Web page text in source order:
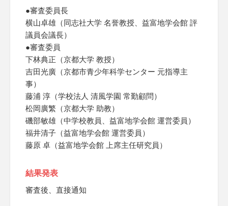
●審査委員長
横山卓雄（同志社大学 名誉教授、益富地学会館 評
議員会議長）
●審査委員
下林典正（京都大学 教授）
吉田光廣（京都市青少年科学センター 元指導主
事）
藤浦 淳（学校法人 清風学園 常勤顧問）
松岡廣繁（京都大学 助教）
磯部敏雄（中学校教員、益富地学会館 運営委員）
福井清子（益富地学会館 運営委員）
藤原 卓（益富地学会館 上席主任研究員）
結果発表
審査後、直接通知